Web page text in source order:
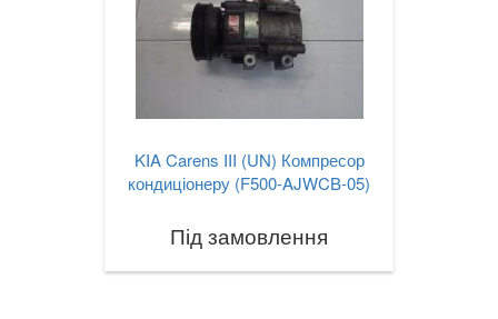
KIA Carens III (UN) Компресор
кондиціонеру (F500-AJWCB-05)
Під замовлення